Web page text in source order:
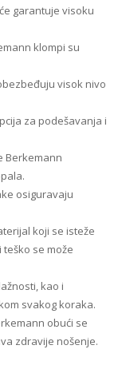
garantuje visoku
klompi su
visok nivo
za podešavanja i
Berkemann
osiguravaju
koji se isteže
se može
kao i
svakog koraka.
obući se
zdravije nošenje.